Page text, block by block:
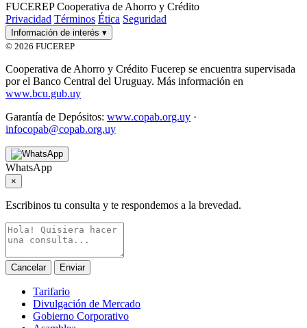
FUCEREP Cooperativa de Ahorro y Crédito
Privacidad Términos Ética Seguridad
Información de interés ▾
© 2026 FUCEREP
Cooperativa de Ahorro y Crédito Fucerep se encuentra supervisada
por el Banco Central del Uruguay. Más información en
www.bcu.gub.uy
Garantía de Depósitos: www.copab.org.uy ·
infocopab@copab.org.uy
WhatsApp
×
Escribinos tu consulta y te respondemos a la brevedad.
Cancelar Enviar
Tarifario
Divulgación de Mercado
Gobierno Corporativo